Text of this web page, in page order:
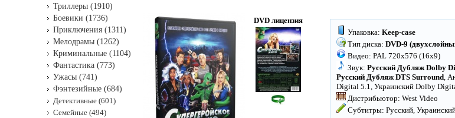
DVD лицензия
Упаковка: Keep-case
Тип диска: DVD-9
Видео: PAL 720x576 (16x9)
Звук: Русский Дубляж Dolby
Русский Дубляж DTS Surround,
Digital 5.1, Украинский Dolby
Дистрибьютор: West Video
Субтитры: Русский,
Триллеры (1910)
Боевики (1736)
Приключения (1311)
Мелодрамы (1262)
Криминальные (1104)
Фантастика (773)
Ужасы (741)
Фэнтезийные (684)
Детективные (601)
Семейные (494)